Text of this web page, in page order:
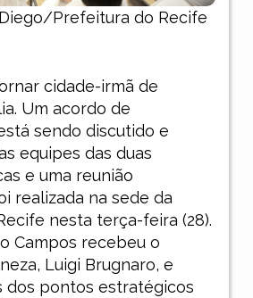
Prefeitura do Recife
cidade-irmã de
Um acordo de
sendo discutido e
equipes das duas
e uma reunião
realizada na sede da
nesta terça-feira (28).
Campos recebeu o
Luigi Brugnaro, e
dos pontos estratégicos